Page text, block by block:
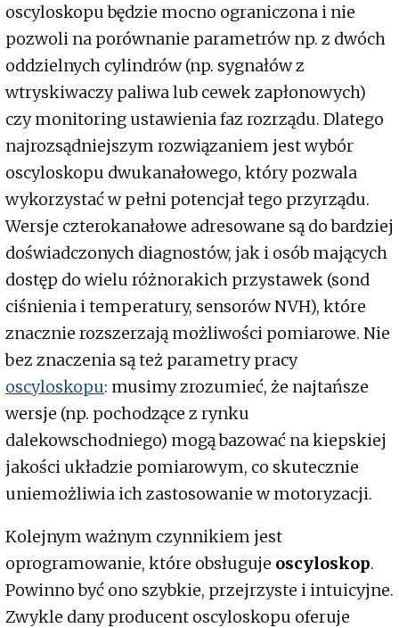
oscyloskopu będzie mocno ograniczona i nie
pozwoli na porównanie parametrów np. z dwóch
oddzielnych cylindrów (np. sygnałów z
wtryskiwaczy paliwa lub cewek zapłonowych)
czy monitoring ustawienia faz rozrządu. Dlatego
najrozsądniejszym rozwiązaniem jest wybór
oscyloskopu dwukanałowego, który pozwala
wykorzystać w pełni potencjał tego przyrządu.
Wersje czterokanałowe adresowane są do bardziej
doświadczonych diagnostów, jak i osób mających
dostęp do wielu różnorakich przystawek (sond
ciśnienia i temperatury, sensorów NVH), które
znacznie rozszerzają możliwości pomiarowe. Nie
bez znaczenia są też parametry pracy
oscyloskopu: musimy zrozumieć, że najtańsze
wersje (np. pochodzące z rynku
dalekowschodniego) mogą bazować na kiepskiej
jakości układzie pomiarowym, co skutecznie
uniemożliwia ich zastosowanie w motoryzacji.
Kolejnym ważnym czynnikiem jest
oprogramowanie, które obsługuje oscyloskop.
Powinno być ono szybkie, przejrzyste i intuicyjne.
Zwykle dany producent oscyloskopu oferuje